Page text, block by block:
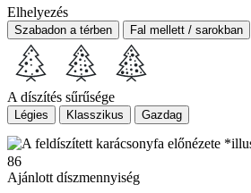
Elhelyezés
Szabadon a térben Fal mellett / sarokban
A díszítés sűrűsége
Légies Klasszikus Gazdag
86
Ajánlott díszmennyiség